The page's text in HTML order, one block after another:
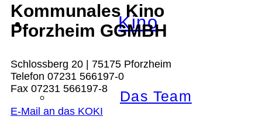
Kino
Das Team
Kommunales Kino
Pforzheim GGMBH
Schlossberg 20 | 75175 Pforzheim
Telefon 07231 566197-0
Fax 07231 566197-8
E-Mail an das KOKI